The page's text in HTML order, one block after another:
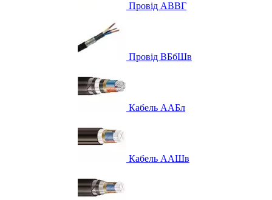
Провід АВВГ
Провід ВБбШв
Кабель ААБл
Кабель ААШв